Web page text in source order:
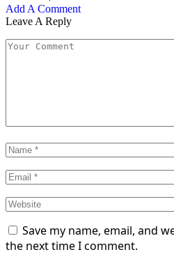
Add A Comment
Leave A Reply
Save my name, email, and
the next time I comment.